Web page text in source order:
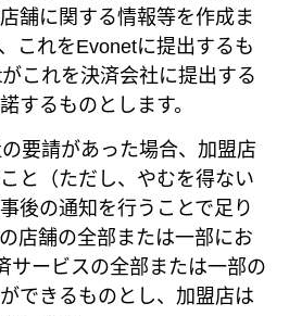
舗に関する情報等を作成ま
これをEvonetに提出するも
これを決済会社に提出する
するものとします。
要請があった場合、加盟店
と（ただし、やむを得ない
後の通知を行うことで足り
店舗の全部または一部にお
サービスの全部または一部の
できるものとし、加盟店は